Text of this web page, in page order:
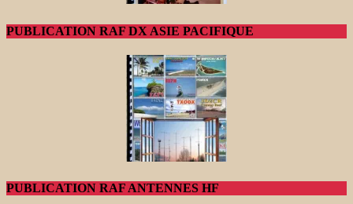
PUBLICATION RAF DX ASIE PACIFIQUE
PUBLICATION RAF ANTENNES HF